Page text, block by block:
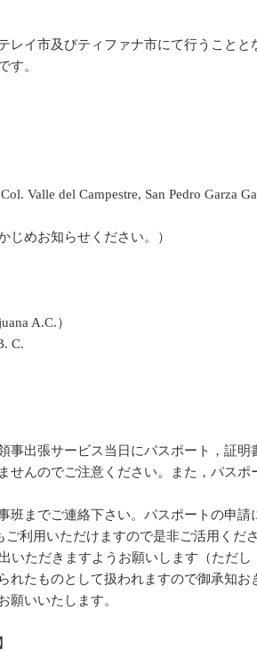
イ市及びティファナ市にて行うことと
す。
Valle del Campestre, San Pedro Garza
じめお知らせください。）
A.C.）
C.
出張サービス当日にパスポート，証
んのでご注意ください。また，パス
までご連絡下さい。パスポートの申請
ご利用いただけますので是非ご活用くだ
ただきますようお願いします（ただ
たものとして扱われますので御承知お
願いいたします。